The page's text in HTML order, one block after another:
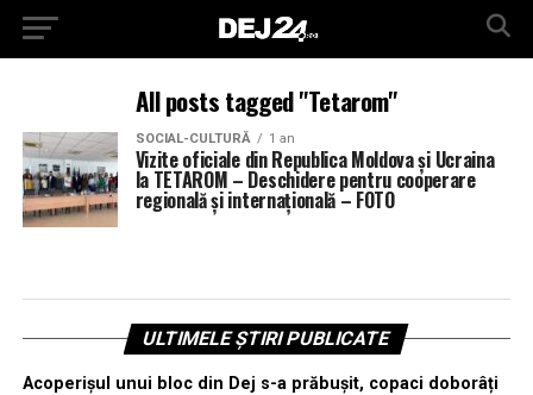
All posts tagged "Tetarom"
SOCIAL-CULTURĂ 1 an
Vizite oficiale din Republica Moldova și Ucraina
la TETAROM – Deschidere pentru cooperare
regională și internațională – FOTO
ULTIMELE ȘTIRI PUBLICATE
Acoperișul unui bloc din Dej s-a prăbușit, copaci doborâți